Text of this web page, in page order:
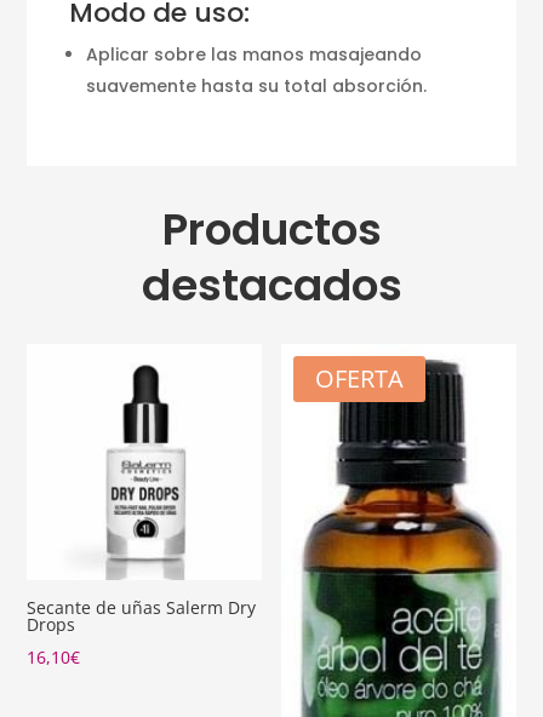
Modo de uso:
Aplicar sobre las manos masajeando
suavemente hasta su total absorción.
Productos
destacados
Secante de uñas Salerm Dry
Drops
16,10€
OFERTA